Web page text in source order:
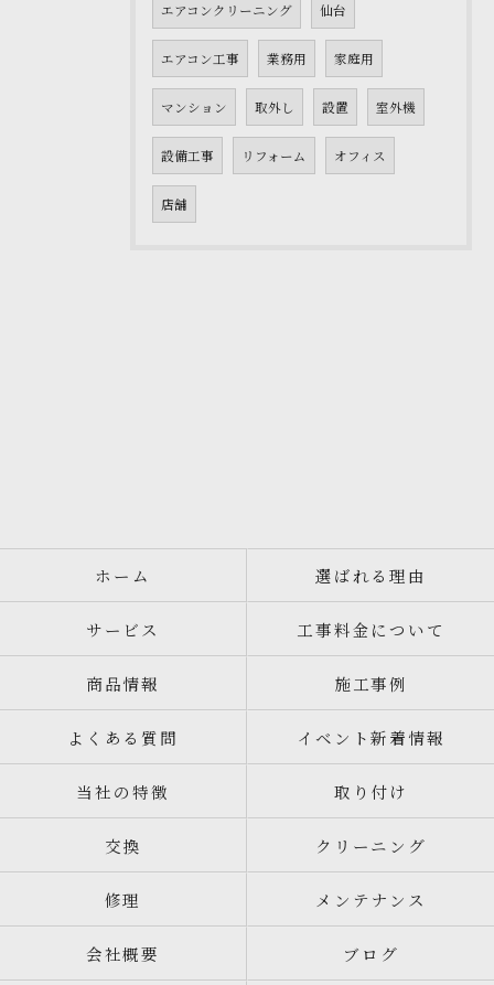
エアコンクリーニング 仙台
エアコン工事 業務用 家庭用
マンション 取外し 設置 室外機
設備工事 リフォーム オフィス
店舗
ホーム 選ばれる理由
サービス 工事料金について
商品情報 施工事例
よくある質問 イベント新着情報
当社の特徴 取り付け
交換 クリーニング
修理 メンテナンス
会社概要 ブログ